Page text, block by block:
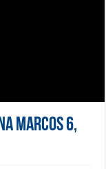
Marcos 6,